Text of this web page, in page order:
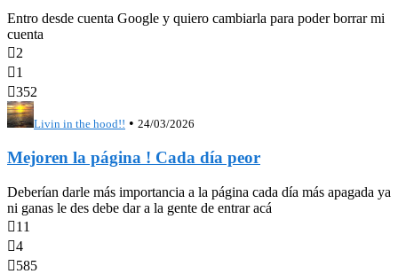
Entro desde cuenta Google y quiero cambiarla para poder borrar mi
cuenta
2
1
352
Livin in the hood!! • 24/03/2026
Mejoren la página ! Cada día peor
Deberían darle más importancia a la página cada día más apagada ya
ni ganas le des debe dar a la gente de entrar acá
11
4
585